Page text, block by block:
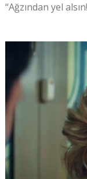
“Ağzından yel